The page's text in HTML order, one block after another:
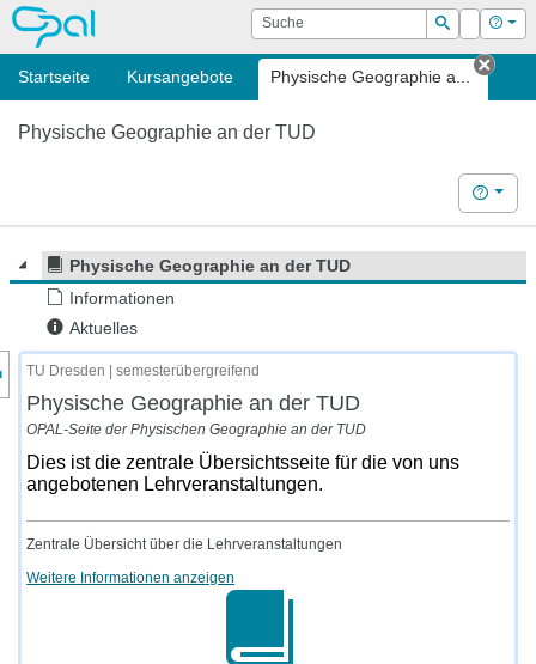
OPAL Suche
Suchen
Login Hilfe
Startseite Kursangebote Physische Geographie a...
Tab
Physische Geographie an der TUD
Hilfe
Physische Geographie an der TUD
Informationen
Aktuelles
des Kursmenüs
TU Dresden | semesterübergreifend
Physische Geographie an der TUD
OPAL-Seite der Physischen Geographie an der TUD
Dies ist die zentrale Übersichtsseite für die von uns
angebotenen Lehrveranstaltungen.
Zentrale Übersicht über die Lehrveranstaltungen
Weitere Informationen anzeigen